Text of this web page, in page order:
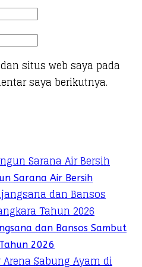
situs web saya pada
saya berikutnya.
Sarana Air Bersih
dan Bansos Sambut
2026